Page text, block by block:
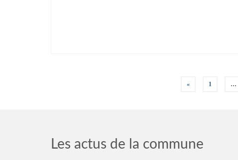
« 1 …
Les actus de la commune